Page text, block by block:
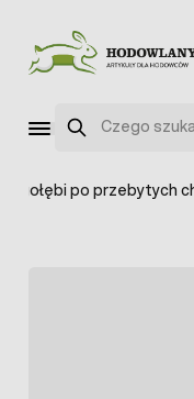
Szukaj
gołębi po przebytych